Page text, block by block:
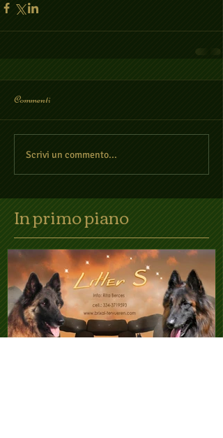
Commenti
Scrivi un commento...
In primo piano